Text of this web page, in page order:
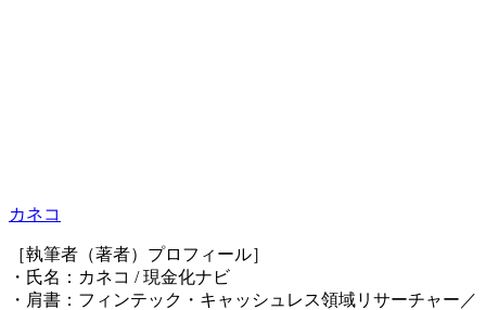
カネコ
［執筆者（著者）プロフィール］
・氏名：カネコ / 現金化ナビ
・肩書：フィンテック・キャッシュレス領域リサーチャー／